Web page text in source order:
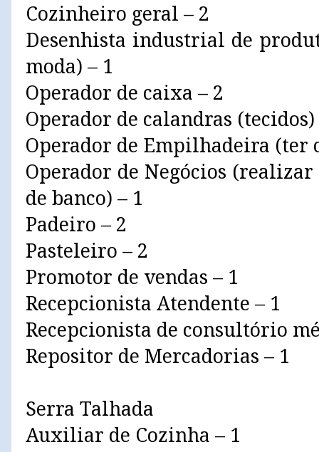
Cozinheiro geral – 2
Desenhista industrial de
moda) – 1
Operador de caixa – 2
Operador de calandras (tecidos)
Operador de Empilhadeira (ter
Operador de Negócios
de banco) – 1
Padeiro – 2
Pasteleiro – 2
Promotor de vendas – 1
Recepcionista Atendente – 1
Recepcionista de consultório
Repositor de Mercadorias – 1
Serra Talhada
Auxiliar de Cozinha – 1